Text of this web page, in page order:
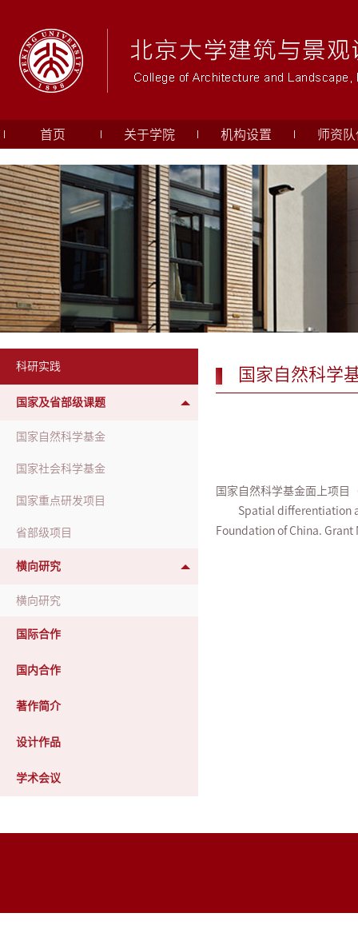
首页 关于学院 机构设置 师资队
科研实践
国家及省部级课题
国家自然科学基金
国家社会科学基金
国家重点研发项目
省部级项目
横向研究
横向研究
国际合作
国内合作
著作简介
设计作品
学术会议
国家自然科学
国家自然科学基金面上项目
Spatial differentiation
Foundation of China. Grant